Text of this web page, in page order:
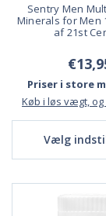
Sentry Men
Minerals for Men
af 21st
Priser i store
Køb i løs vægt,
Vælg